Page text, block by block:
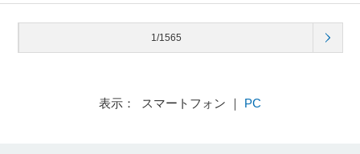
1/1565
表示： スマートフォン ｜ PC